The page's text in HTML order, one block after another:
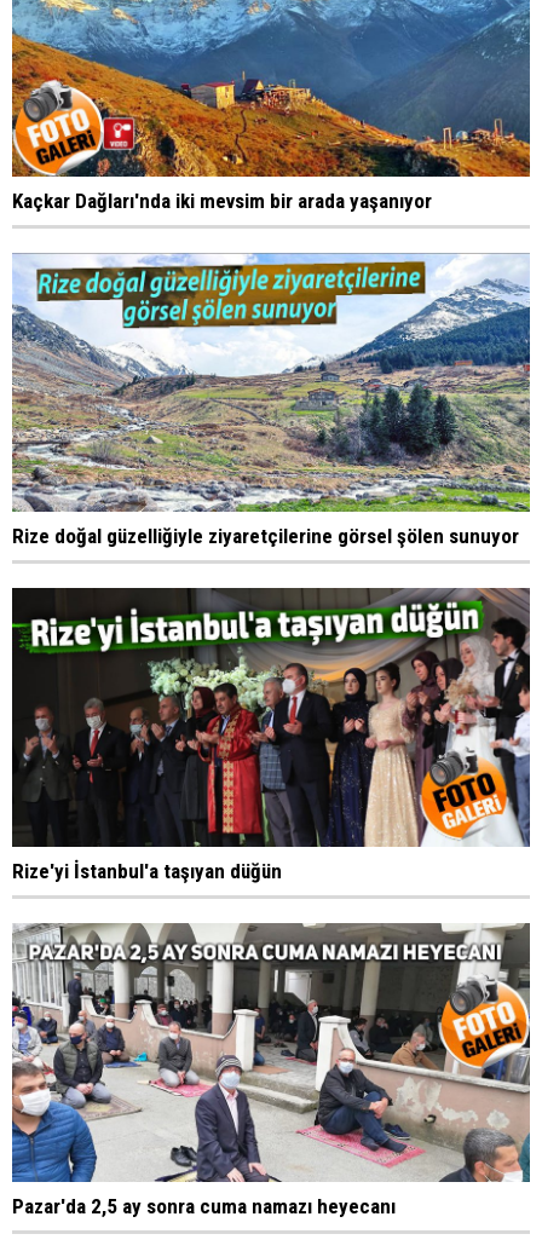
Kaçkar Dağları'nda iki mevsim bir arada yaşanıyor
Rize doğal güzelliğiyle ziyaretçilerine görsel şölen sunuyor
Rize'yi İstanbul'a taşıyan düğün
Pazar'da 2,5 ay sonra cuma namazı heyecanı